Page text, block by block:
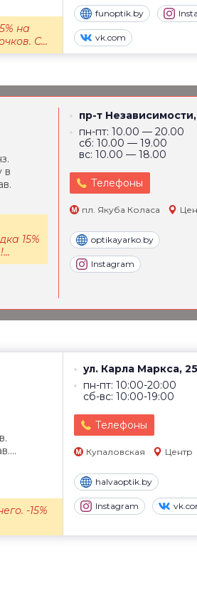
funoptik.by
vk.com
на
С...
пр-т
пн-пт: 10.00 — 20.00
сб: 10.00 — 19.00
вс: 10.00 — 18.00
Телефоны
пл. Якуба Коласа
optikayarko.by
Instagram
в
15%
ул. Карла Маркса, 25
пн-пт: 10:00-20:00
сб-вс: 10:00-19:00
Телефоны
Купаловская Центр
halvaoptik.by
Instagram
-15%